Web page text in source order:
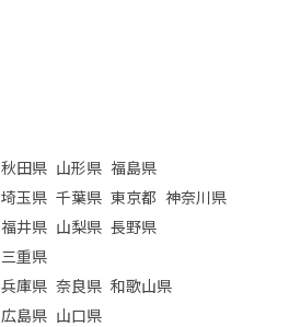
秋田県 山形県 福島県
埼玉県 千葉県 東京都 神奈川県
福井県 山梨県 長野県
三重県
兵庫県 奈良県 和歌山県
広島県 山口県